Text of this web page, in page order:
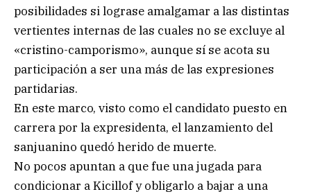
posibilidades si lograse amalgamar a las distintas
vertientes internas de las cuales no se excluye al
«cristino-camporismo», aunque sí se acota su
participación a ser una más de las expresiones
partidarias.
En este marco, visto como el candidato puesto en
carrera por la expresidenta, el lanzamiento del
sanjuanino quedó herido de muerte.
No pocos apuntan a que fue una jugada para
condicionar a Kicillof y obligarlo a bajar a una